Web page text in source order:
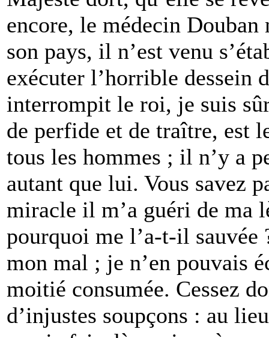
encore, le médecin
son pays, il n’est venu
exécuter l’horrible
interrompit le roi, je suis
de perfide et de traître, est
tous les hommes ; il n’y a
autant que lui. Vous savez
miracle il m’a guéri de ma
pourquoi me l’a-t-il sauvée
mon mal ; je n’en pouvais
moitié consumée. Cessez
d’injustes soupçons : au